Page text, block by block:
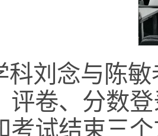
科刘念与陈
评卷、分数
考试结束三